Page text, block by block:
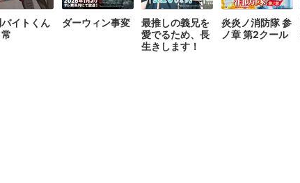
イトくん
ダーウィン事変
最推しの義兄を
愛でるため、長
生きします！
炎炎ノ消防隊 参
ノ章 第2クール